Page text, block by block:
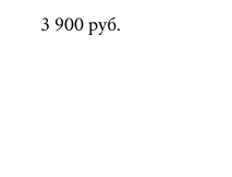
3 900 pуб.